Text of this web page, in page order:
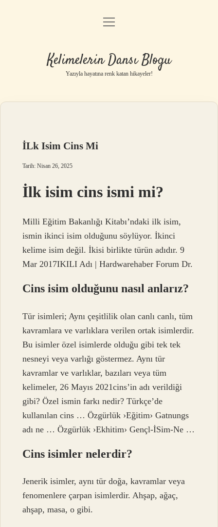
Anasayfa
Yasal Uyarı
menüyü
Kelimelerin Dansı Blogu
Yazıyla hayatına renk katan hikayeler!
İLk Isim Cins Mi
Tarih: Nisan 26, 2025
İlk isim cins ismi mi?
Milli Eğitim Bakanlığı Kitabı’ndaki ilk isim,
ismin ikinci isim olduğunu söylüyor. İkinci
kelime isim değil. İkisi birlikte türün adıdır. 9
Mar 2017IKILI Adı | Hardwarehaber Forum Dr.
Cins isim olduğunu nasıl anlarız?
Tür isimleri; Aynı çeşitlilik olan canlı canlı, tüm
kavramlara ve varlıklara verilen ortak isimlerdir.
Bu isimler özel isimlerde olduğu gibi tek tek
nesneyi veya varlığı göstermez. Aynı tür
kavramlar ve varlıklar, bazıları veya tüm
kelimeler, 26 Mayıs 2021cins’in adı verildiği
gibi? Özel ismin farkı nedir? Türkçe’de
kullanılan cins … Özgürlük ›Eğitim› Gatnungs
adı ne … Özgürlük ›Ekhitim› Gençl-İSim-Ne …
Cins isimler nelerdir?
Jenerik isimler, aynı tür doğa, kavramlar veya
fenomenlere çarpan isimlerdir. Ahşap, ağaç,
ahşap, masa, o gibi.